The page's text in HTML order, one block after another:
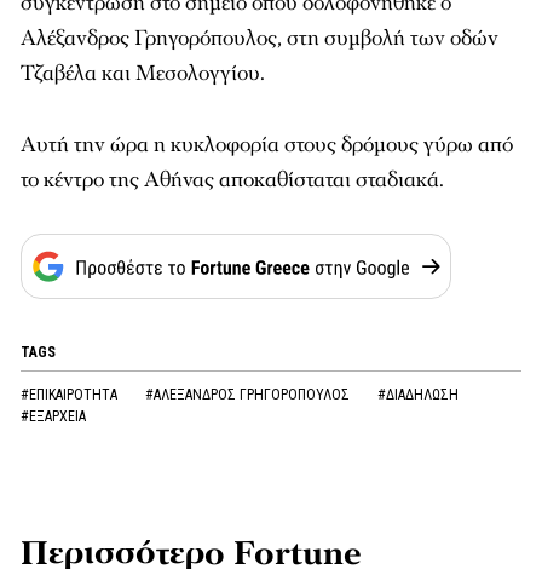
Αλέξανδρος Γρηγορόπουλος, στη συμβολή των οδών
Τζαβέλα και Μεσολογγίου.
Αυτή την ώρα η κυκλοφορία στους δρόμους γύρω από
το κέντρο της Αθήνας αποκαθίσταται σταδιακά.
TAGS
#ΕΠΙΚΑΙΡΟΤΗΤΑ #ΑΛΕΞΑΝΔΡΟΣ ΓΡΗΓΟΡΟΠΟΥΛΟΣ
#ΔΙΑΔΗΛΩΣΗ
#ΕΞΑΡΧΕΙΑ
Περισσότερο Fortune